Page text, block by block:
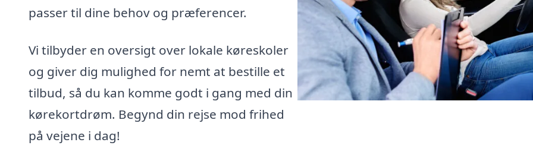
passer til dine behov og præferencer.
Vi tilbyder en oversigt over lokale køreskoler
og giver dig mulighed for nemt at bestille et
tilbud, så du kan komme godt i gang med din
kørekortdrøm. Begynd din rejse mod frihed
på vejene i dag!